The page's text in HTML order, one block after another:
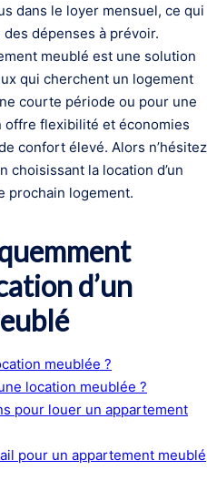
dans le loyer mensuel, ce qui
dépenses à prévoir.
meublé est une solution
qui cherchent un logement
courte période ou pour une
flexibilité et économies
confort élevé. Alors n’hésitez
choisissant la location d’un
prochain logement.
d’un
meublée ?
location meublée ?
pour louer un appartement
pour un appartement meublé